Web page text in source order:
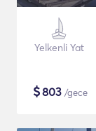
Yelkenli Yat
$803 /gece